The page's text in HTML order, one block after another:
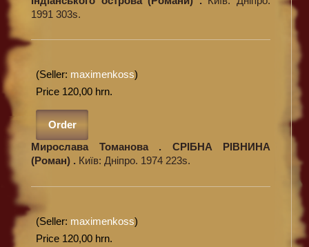
1991 303s.
(Seller: maximenkoss)
Price 120,00 hrn.
Order
Мирослава Томанова . СРІБНА РІВНИНА
(Роман) . Київ: Дніпро. 1974 223s.
(Seller: maximenkoss)
Price 120,00 hrn.